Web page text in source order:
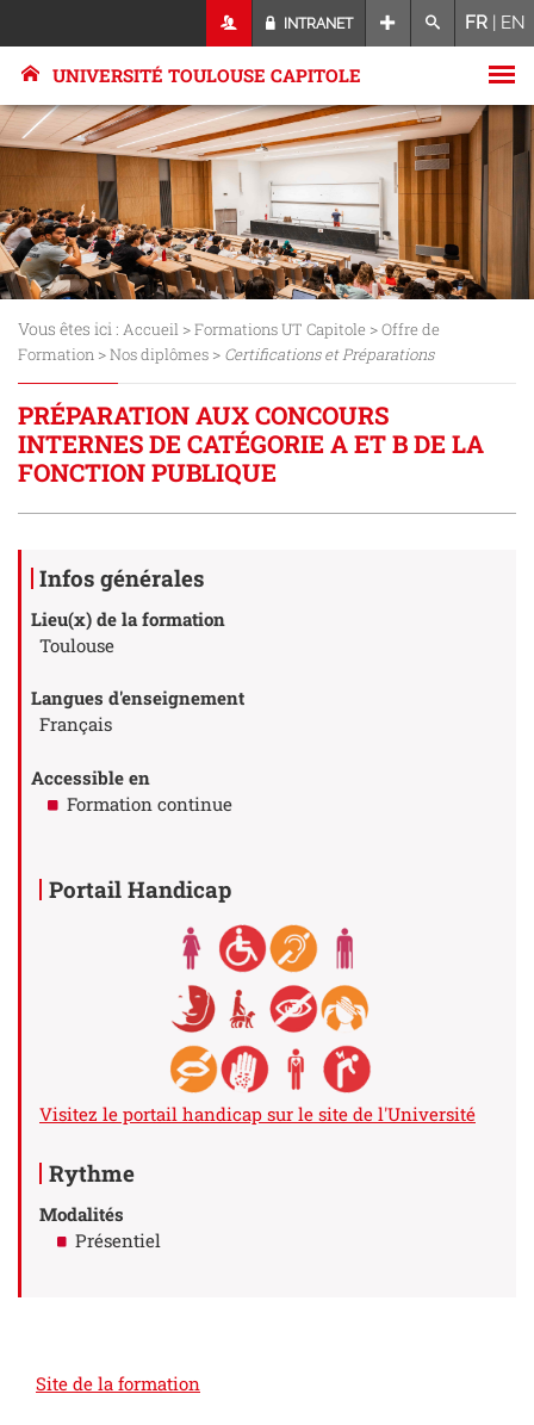
INTRANET FR | EN
UNIVERSITÉ TOULOUSE CAPITOLE
Vous êtes ici : Accueil >Formations UT Capitole >Offre de
Formation >Nos diplômes > Certifications et Préparations
PRÉPARATION AUX CONCOURS
INTERNES DE CATÉGORIE A ET B DE LA
FONCTION PUBLIQUE
Infos générales
Lieu(x) de la formation
Toulouse
Langues d'enseignement
Français
Accessible en
Formation continue
Portail Handicap
Visitez le portail handicap sur le site de l'Université
Rythme
Modalités
Présentiel
Site de la formation